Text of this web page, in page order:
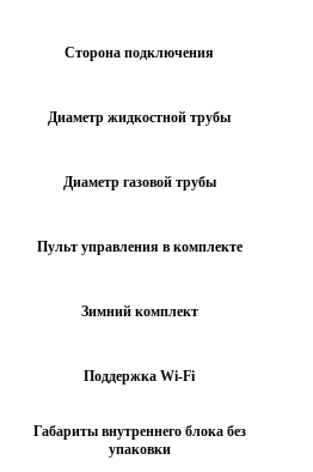
Сторона подключения
Диаметр жидкостной трубы
Диаметр газовой трубы
Пульт управления в комплекте
Зимний комплект
Поддержка Wi-Fi
Габариты внутреннего блока без
упаковки